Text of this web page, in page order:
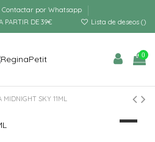
Contactar por Whatsapp
PARTIR DE 39€
Lista de deseos ()
0
MIDNIGHT SKY 11ML